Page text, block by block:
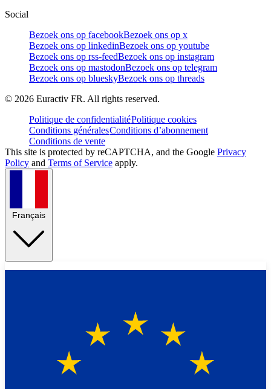
Social
Bezoek ons op facebookBezoek ons op x
Bezoek ons op linkedinBezoek ons op youtube
Bezoek ons op rss-feedBezoek ons op instagram
Bezoek ons op mastodonBezoek ons op telegram
Bezoek ons op blueskyBezoek ons op threads
© 2026 Euractiv FR. All rights reserved.
Politique de confidentialitéPolitique cookies
Conditions généralesConditions d’abonnement
Conditions de vente
This site is protected by reCAPTCHA, and the Google Privacy
Policy and Terms of Service apply.
Français